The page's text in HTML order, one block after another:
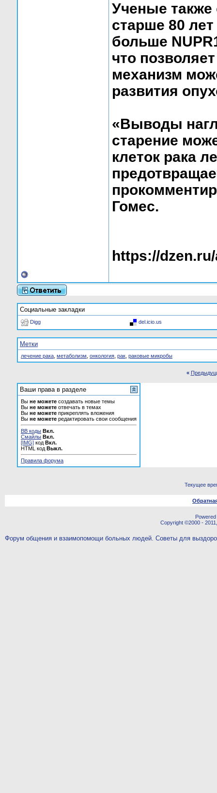
Ученые
старше 80
больше
что
механизм
развития
«Выводы
старение
клеток рака
Гомес.
https://
Социальные закладки
Digg del.icio.us
Метки
лечение рака метаболизм онкология рак раковые микробы
«
Ваши права в разделе
Вы не можете создавать новые темы
Вы не можете отвечать в темах
Вы не можете прикреплять вложения
Вы не можете редактировать свои сообщения
BB коды Вкл.
Смайлы Вкл.
[IMG] код Вкл.
HTML код Выкл.
Правила форума
Текущее
Copyright ©2000 -
Форум общения и взаимопомощи больных людей. Советы для